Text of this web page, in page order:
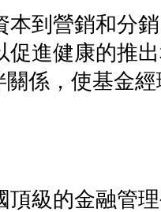
本到營銷和分
促進健康的推
係，使基金
頂級的金融管